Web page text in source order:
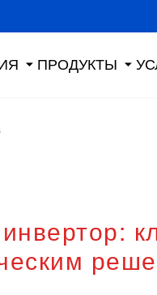
ПРОДУКТЫ